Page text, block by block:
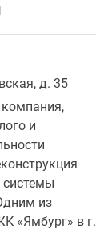
д. 35
и
системы
из
«Ямбург» в г.